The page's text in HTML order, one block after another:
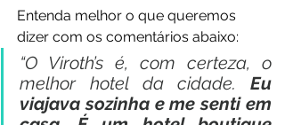
Entenda melhor o que queremos
dizer com os comentários abaixo:
“O Viroth’s é, com certeza, o
melhor hotel da cidade. Eu
viajava sozinha e me senti em